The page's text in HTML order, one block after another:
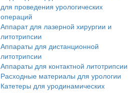
для проведения урологических
операций
Аппарат для лазерной хирургии и
литотрипсии
Аппараты для дистанционной
литотрипсии
Аппараты для контактной литотрипсии
Расходные материалы для урологии
Катетеры для уродинамических